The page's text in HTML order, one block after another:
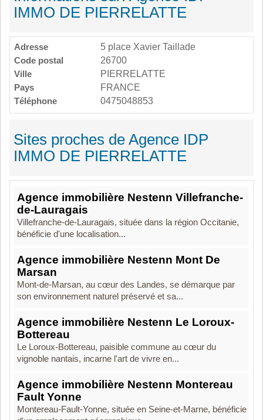
IMMO DE PIERRELATTE
Adresse
5 place Xavier Taillade
Code postal
26700
Ville
PIERRELATTE
Pays
FRANCE
Téléphone
0475048853
Sites proches de Agence IDP
IMMO DE PIERRELATTE
Agence immobilière Nestenn Villefranche-
de-Lauragais
Villefranche-de-Lauragais, située dans la région Occitanie,
bénéficie d'une localisation...
Agence immobilière Nestenn Mont De
Marsan
Mont-de-Marsan, au cœur des Landes, se démarque par
son environnement naturel préservé et sa...
Agence immobilière Nestenn Le Loroux-
Bottereau
Le Loroux-Bottereau, paisible commune au cœur du
vignoble nantais, incarne l'art de vivre en...
Agence immobilière Nestenn Montereau
Fault Yonne
Montereau-Fault-Yonne, située en Seine-et-Marne, bénéficie